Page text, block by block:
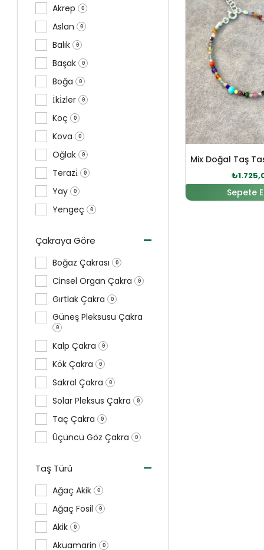
Akrep 0
Aslan 0
Balık 0
Başak 0
Boğa 0
İki̇zler 0
Koç 0
Kova 0
Oğlak 0
Terazi̇ 0
Yay 0
Yengeç 0
Çakraya Göre -
Boğaz Çakrası 0
Cinsel Organ Çakra 0
Gırtlak Çakra 0
Güneş Pleksusu Çakra
0
Kalp Çakra 0
Kök Çakra 0
Sakral Çakra 0
Solar Pleksus Çakra 0
Taç Çakra 0
Üçüncü Göz Çakra 0
Taş Türü -
Ağaç Akik 0
Ağaç Fosil 0
Akik 0
Akuamarin 0
₺
Sepete